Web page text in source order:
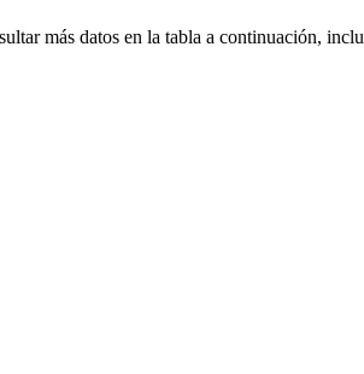
más datos en la tabla a continuación,